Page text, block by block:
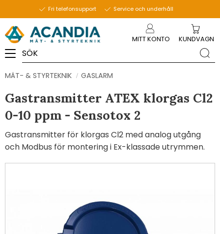
Fri telefonsupport Service och underhåll
MITT KONTO KUNDVAGN
MÄT- & STYRTEKNIK GASLARM
Gastransmitter ATEX klorgas Cl2
0-10 ppm - Sensotox 2
Gastransmitter för klorgas Cl2 med analog utgång
och Modbus för montering i Ex-klassade utrymmen.